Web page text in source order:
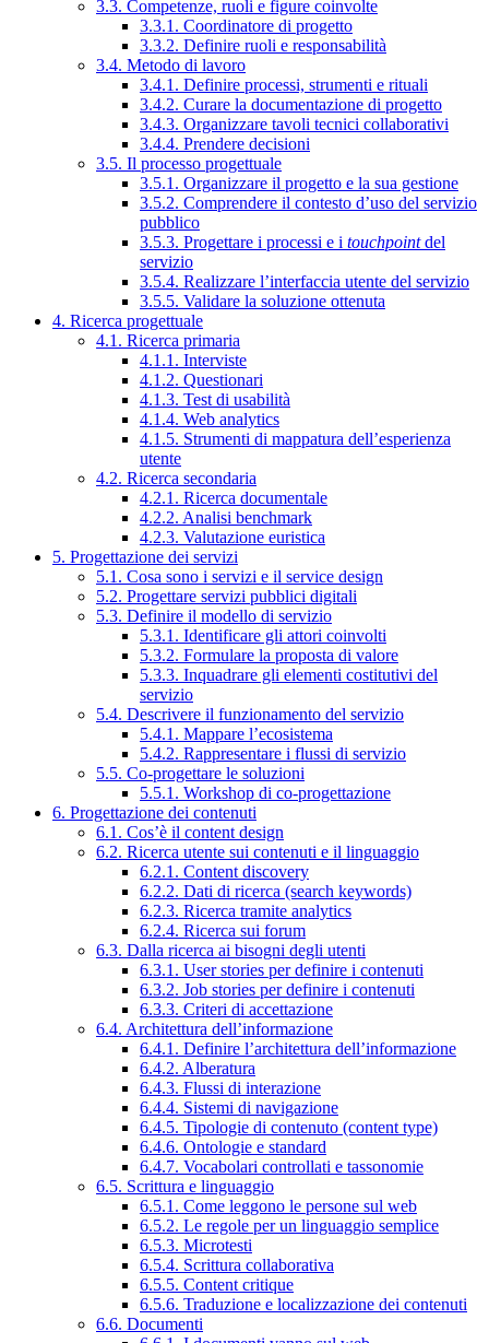
3.3. Competenze, ruoli e figure coinvolte
3.3.1. Coordinatore di progetto
3.3.2. Definire ruoli e responsabilità
3.4. Metodo di lavoro
3.4.1. Definire processi, strumenti e rituali
3.4.2. Curare la documentazione di progetto
3.4.3. Organizzare tavoli tecnici collaborativi
3.4.4. Prendere decisioni
3.5. Il processo progettuale
3.5.1. Organizzare il progetto e la sua gestione
3.5.2. Comprendere il contesto d’uso del servizio
pubblico
3.5.3. Progettare i processi e i touchpointdel
servizio
3.5.4. Realizzare l’interfaccia utente del servizio
3.5.5. Validare la soluzione ottenuta
4. Ricerca progettuale
4.1. Ricerca primaria
4.1.1. Interviste
4.1.2. Questionari
4.1.3. Test di usabilità
4.1.4. Web analytics
4.1.5. Strumenti di mappatura dell’esperienza
utente
4.2. Ricerca secondaria
4.2.1. Ricerca documentale
4.2.2. Analisi benchmark
4.2.3. Valutazione euristica
5. Progettazione dei servizi
5.1. Cosa sono i servizi e il service design
5.2. Progettare servizi pubblici digitali
5.3. Definire il modello di servizio
5.3.1. Identificare gli attori coinvolti
5.3.2. Formulare la proposta di valore
5.3.3. Inquadrare gli elementi costitutivi del
servizio
5.4. Descrivere il funzionamento del servizio
5.4.1. Mappare l’ecosistema
5.4.2. Rappresentare i flussi di servizio
5.5. Co-progettare le soluzioni
5.5.1. Workshop di co-progettazione
6. Progettazione dei contenuti
6.1. Cos’è il content design
6.2. Ricerca utente sui contenuti e il linguaggio
6.2.1. Content discovery
6.2.2. Dati di ricerca (search keywords)
6.2.3. Ricerca tramite analytics
6.2.4. Ricerca sui forum
6.3. Dalla ricerca ai bisogni degli utenti
6.3.1. User stories per definire i contenuti
6.3.2. Job stories per definire i contenuti
6.3.3. Criteri di accettazione
6.4. Architettura dell’informazione
6.4.1. Definire l’architettura dell’informazione
6.4.2. Alberatura
6.4.3. Flussi di interazione
6.4.4. Sistemi di navigazione
6.4.5. Tipologie di contenuto (content type)
6.4.6. Ontologie e standard
6.4.7. Vocabolari controllati e tassonomie
6.5. Scrittura e linguaggio
6.5.1. Come leggono le persone sul web
6.5.2. Le regole per un linguaggio semplice
6.5.3. Microtesti
6.5.4. Scrittura collaborativa
6.5.5. Content critique
6.5.6. Traduzione e localizzazione dei contenuti
6.6. Documenti